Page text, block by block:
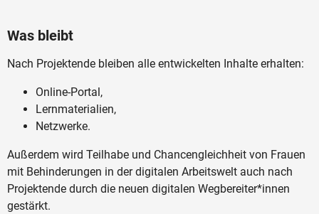
Was bleibt
Nach Projektende bleiben alle entwickelten Inhalte erhalten:
Online-Portal,
Lernmaterialien,
Netzwerke.
Außerdem wird Teilhabe und Chancengleichheit von Frauen
mit Behinderungen in der digitalen Arbeitswelt auch nach
Projektende durch die neuen digitalen Wegbereiter*innen
gestärkt.